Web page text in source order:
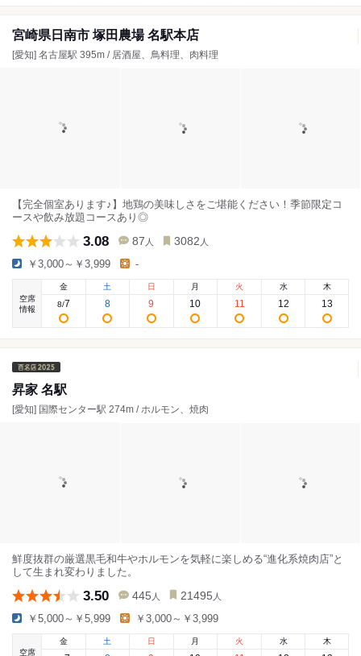
宮崎県日南市 塚田農場 名駅本店
[愛知] 名古屋駅 395m / 居酒屋、鳥料理、肉料理
【完全個室あります♪】地鶏の美味しさをご堪能ください！季節限定コ
ースや飲み放題コースあり◎
3.08 87 人 3082 人
￥3,000～￥3,999 -
空席
情報
金
8/7
土
8
日
9
月
10
火
11
水
12
木
13
昇家 名駅
[愛知] 国際センター駅 274m / ホルモン、焼肉
鮮度抜群の厳選黒毛和牛やホルモンを気軽に楽しめる“進化系焼肉店”と
して生まれ変わりました。
3.50 445 人 21495 人
￥5,000～￥5,999 ￥3,000～￥3,999
空席
金
土 日 月 火 水 木